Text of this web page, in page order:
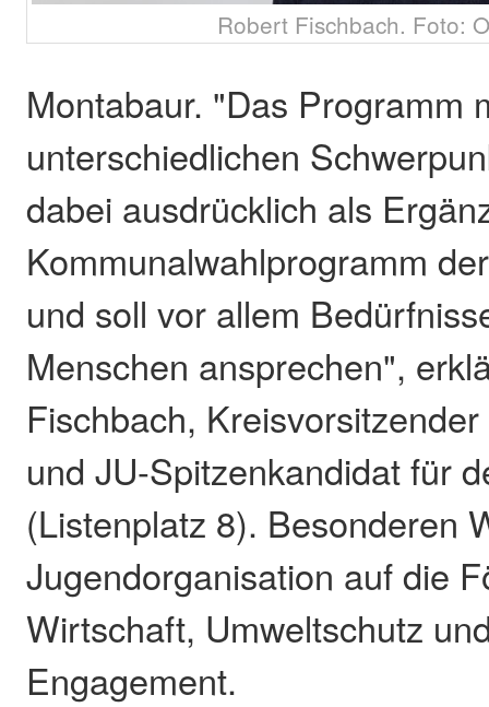
Robert Fischbach. Foto:
Montabaur. "Das Programm
unterschiedlichen
dabei ausdrücklich als
Kommunalwahlprogramm
und soll vor allem
Menschen ansprechen",
Fischbach,
und JU-Spitzenkandidat für
(Listenplatz 8). Besonderen
Jugendorganisation auf die
Wirtschaft, Umweltschutz
Engagement.